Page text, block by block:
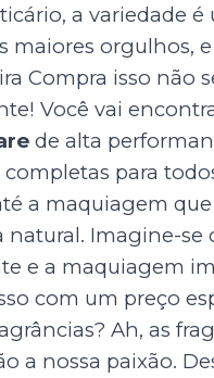
a variedade é
maiores orgulhos,
Compra isso não
Você vai
de alta
para
a maquiagem que
natural. Imagine-se
e a maquiagem
com um preço
Ah, as
a nossa paixão.